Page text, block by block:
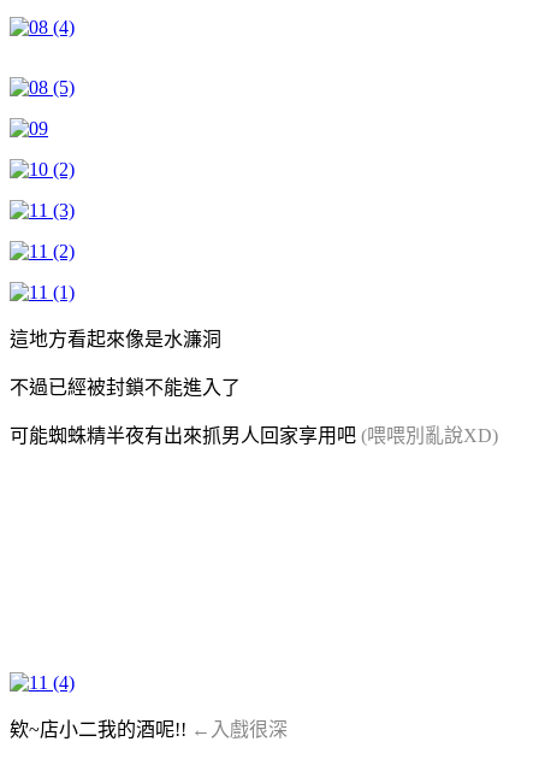
這地方看起來像是水濂洞
不過已經被封鎖不能進入了
可能蜘蛛精半夜有出來抓男人回家享用吧 (喂喂別亂說XD)
欸~店小二我的酒呢!! ←入戲很深